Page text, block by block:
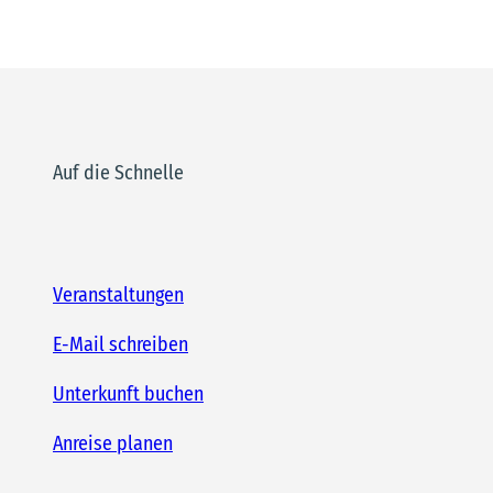
Auf die Schnelle
Veranstaltungen
E-Mail schreiben
Unterkunft buchen
Anreise planen